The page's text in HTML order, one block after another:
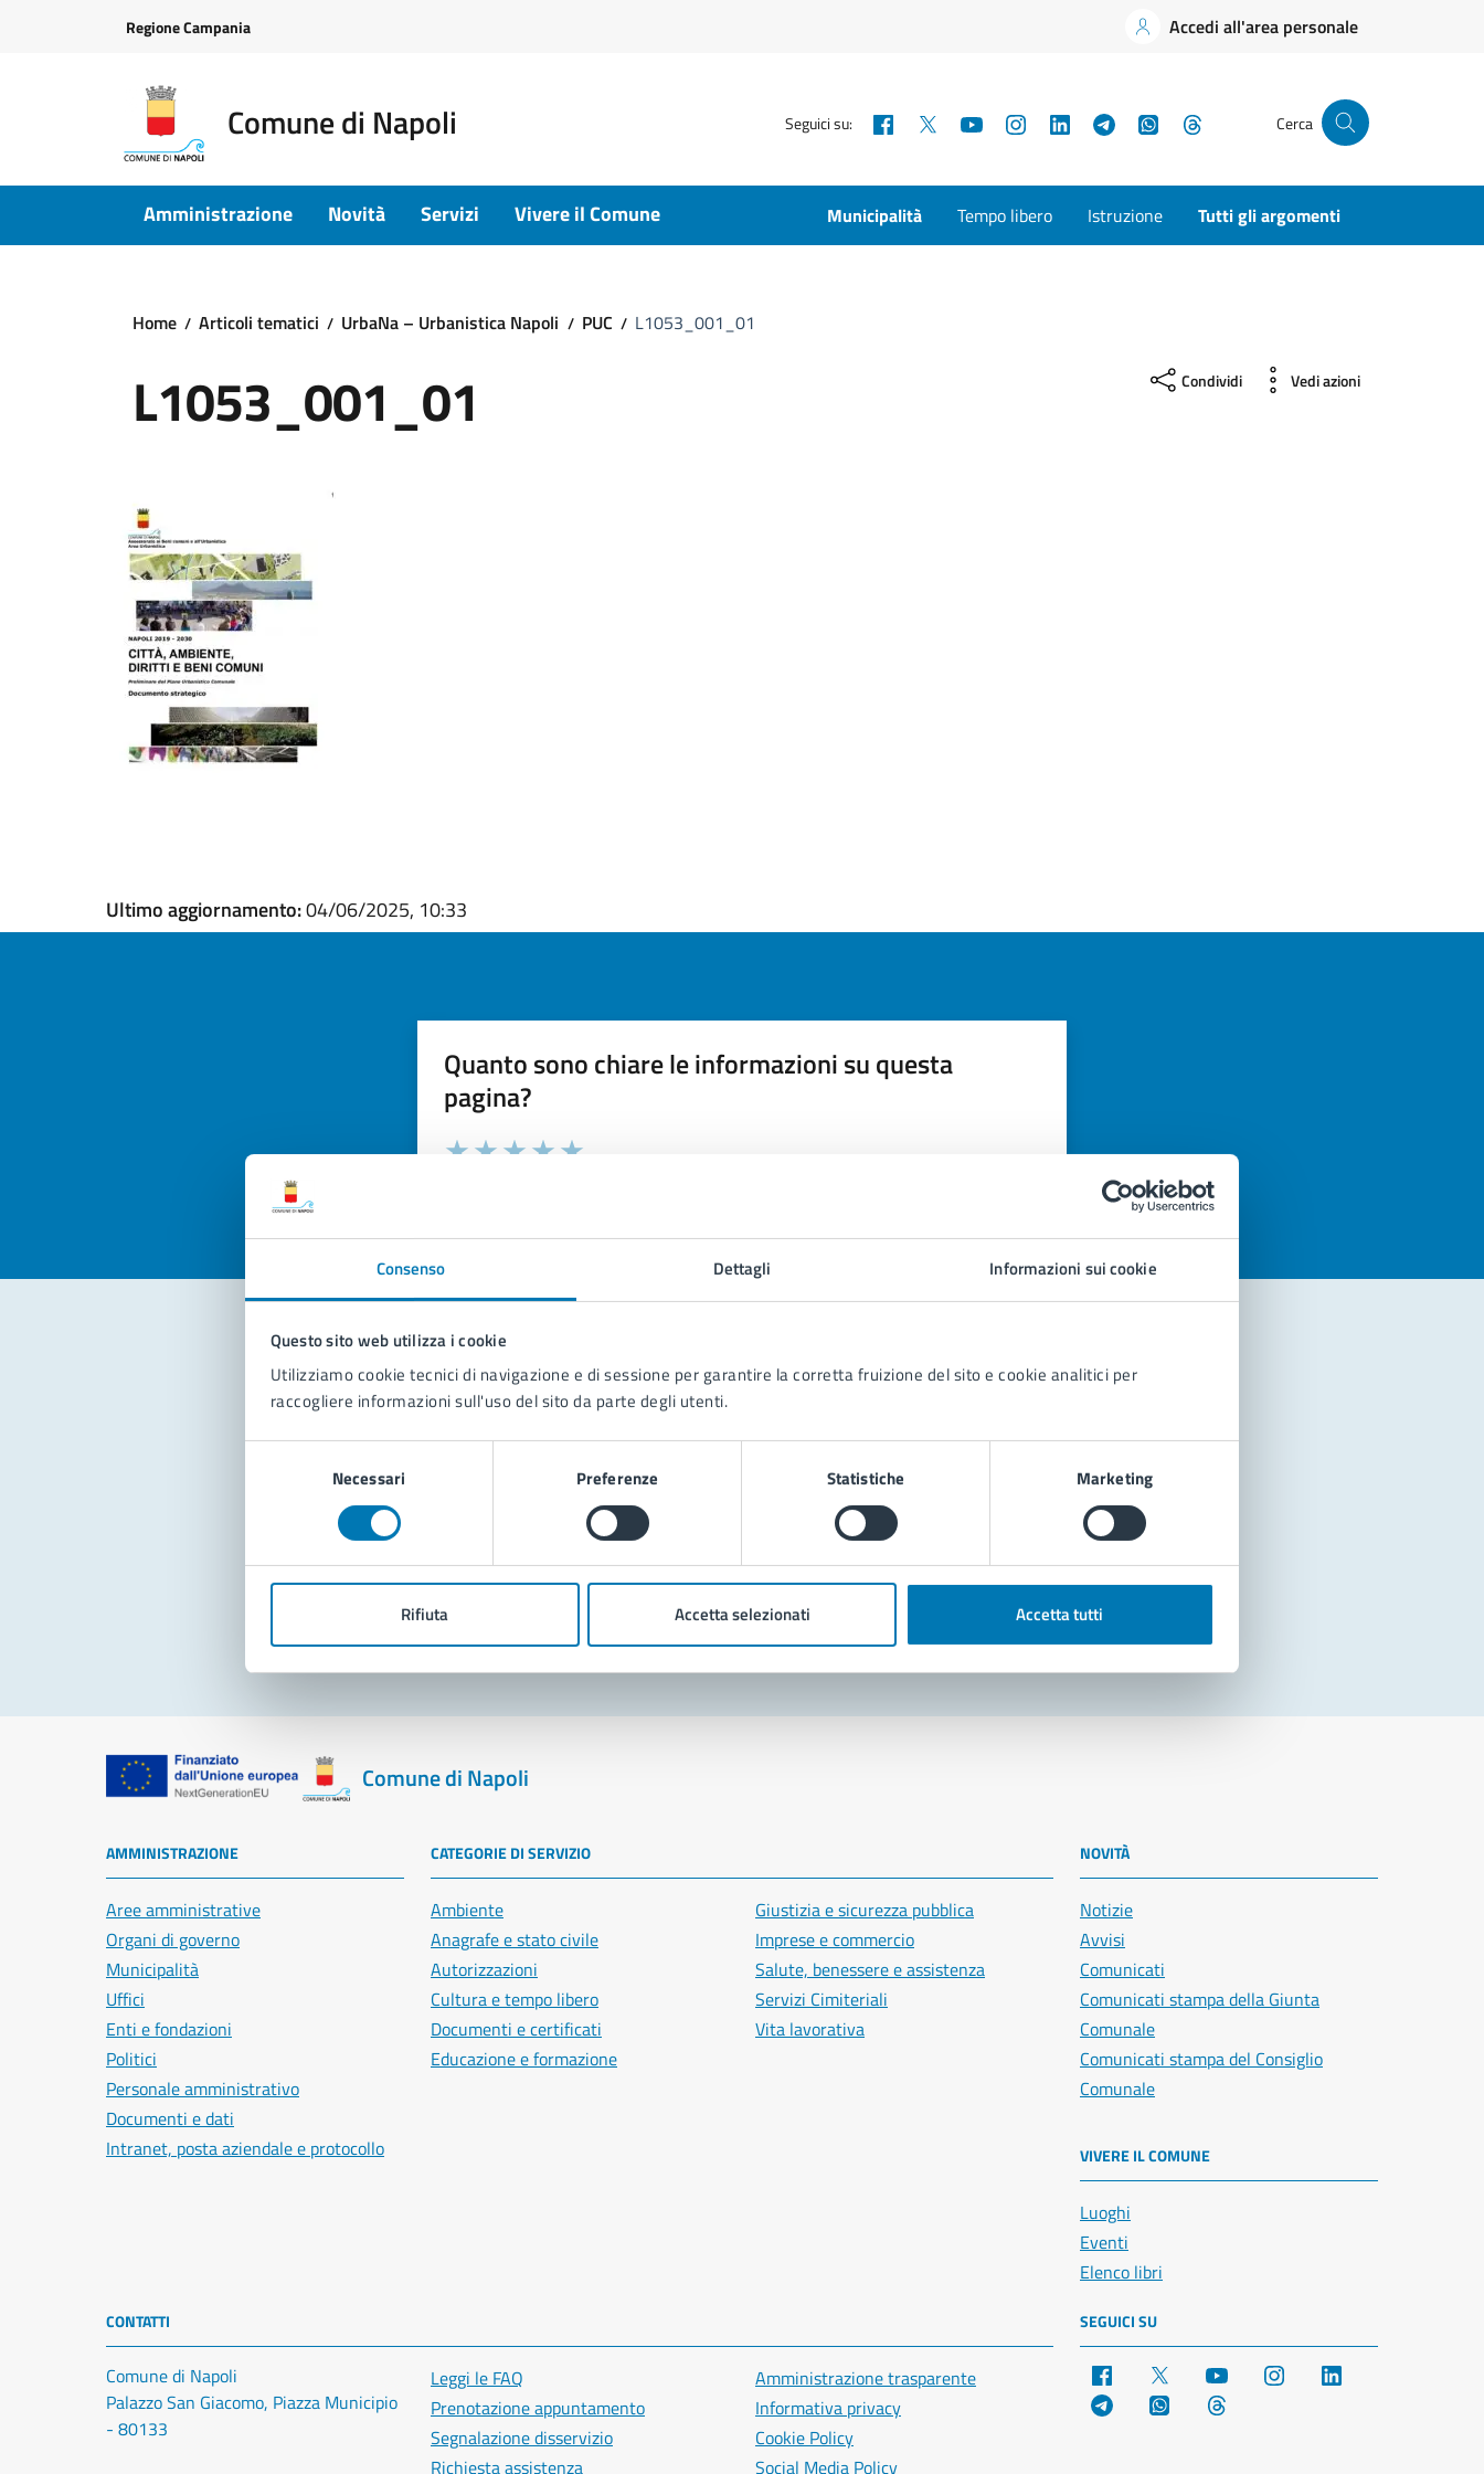
Consenso Dettagli Informazioni sui cookie
Questo sito web utilizza i cookie
Utilizziamo cookie tecnici di navigazione e di sessione per garantire la corretta fruizione del sito e cookie analitici per
raccogliere informazioni sull'uso del sito da parte degli utenti.
Necessari Preferenze Statistiche Marketing
Rifiuta Accetta selezionati Accetta tutti
Regione Campania Accedi all'area personale
Comune di Napoli Seguici su: Facebook YouTubeInstagramLinkedInTelegramWhatsApp Cerca
Amministrazione Novità Servizi Vivere il Comune Municipalità Tempo libero Istruzione Tutti gli argomenti
Home Articoli tematici UrbaNa – Urbanistica Napoli PUC L1053_001_01
L1053_001_01 Condividi Vedi azioni
Ultimo aggiornamento:04/06/2025, 10:33
Quanto sono chiare le informazioni su questa
pagina?
Valuta la chiarezza delle informazioni (da 1 a 5 stelle)
Seleziona il numero di stelle per valutare la chiarezza delle informazioni
Contatta il comune
Richiedi assistenza
Prenota appuntamento
Problemi in città
Comune di Napoli
AMMINISTRAZIONE
Aree amministrative
Organi di governo
Municipalità
Uffici
Enti e fondazioni
Politici
Personale amministrativo
Documenti e dati
Intranet, posta aziendale e protocollo
CATEGORIE DI SERVIZIO
Ambiente
Anagrafe e stato civile
Autorizzazioni
Cultura e tempo libero
Documenti e certificati
Educazione e formazione
Giustizia e sicurezza pubblica
Imprese e commercio
Salute, benessere e assistenza
Servizi Cimiteriali
Vita lavorativa
NOVITÀ
Notizie
Avvisi
Comunicati
Comunicati stampa della Giunta
Comunale
Comunicati stampa del Consiglio
Comunale
VIVERE IL COMUNE
Luoghi
Eventi
Elenco libri
CONTATTI
Comune di Napoli
Palazzo San Giacomo, Piazza Municipio
- 80133
Leggi le FAQ
Prenotazione appuntamento
Segnalazione disservizio
Richiesta assistenza
Amministrazione trasparente
Informativa privacy
Cookie Policy
Social Media Policy
SEGUICI SU
Facebook YouTube Instagram
Telegram WhatsApp